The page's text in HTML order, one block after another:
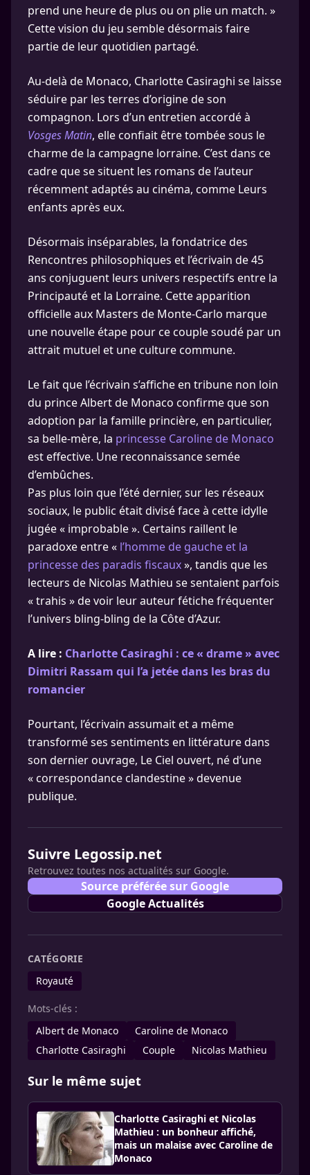
prend une heure de plus ou on plie un match. »
Cette vision du jeu semble désormais faire
partie de leur quotidien partagé.
Au-delà de Monaco, Charlotte Casiraghi se laisse
séduire par les terres d’origine de son
compagnon. Lors d’un entretien accordé à
Vosges Matin, elle confiait être tombée sous le
charme de la campagne lorraine. C’est dans ce
cadre que se situent les romans de l’auteur
récemment adaptés au cinéma, comme Leurs
enfants après eux.
Désormais inséparables, la fondatrice des
Rencontres philosophiques et l’écrivain de 45
ans conjuguent leurs univers respectifs entre la
Principauté et la Lorraine. Cette apparition
officielle aux Masters de Monte-Carlo marque
une nouvelle étape pour ce couple soudé par un
attrait mutuel et une culture commune.
Le fait que l’écrivain s’affiche en tribune non loin
du prince Albert de Monaco confirme que son
adoption par la famille princière, en particulier,
sa belle-mère, la princesse Caroline de Monaco
est effective. Une reconnaissance semée
d’embûches.
Pas plus loin que l’été dernier, sur les réseaux
sociaux, le public était divisé face à cette idylle
jugée « improbable ». Certains raillent le
paradoxe entre « l’homme de gauche et la
princesse des paradis fiscaux», tandis que les
lecteurs de Nicolas Mathieu se sentaient parfois
« trahis » de voir leur auteur fétiche fréquenter
l’univers bling-bling de la Côte d’Azur.
A lire : Charlotte Casiraghi : ce « drame » avec
Dimitri Rassam qui l’a jetée dans les bras du
romancier
Pourtant, l’écrivain assumait et a même
transformé ses sentiments en littérature dans
son dernier ouvrage, Le Ciel ouvert, né d’une
« correspondance clandestine » devenue
publique.
Suivre Legossip.net
Retrouvez toutes nos actualités sur Google.
Source préférée sur Google
Google Actualités
CATÉGORIE
Royauté
Mots-clés :
Albert de Monaco
Caroline de Monaco
Charlotte Casiraghi
Couple Nicolas Mathieu
Sur le même sujet
Charlotte Casiraghi et Nicolas
Mathieu : un bonheur affiché,
mais un malaise avec Caroline de
Monaco